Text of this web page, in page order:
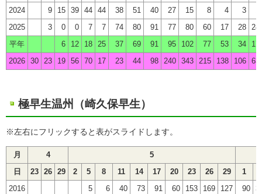
2024 9 15 39 44 44 38 51 40 27 15 8 4 3
2025 3 0 0 7 7 74 80 91 77 80 60 17 28 24
平年 6 12 18 25 37 69 91 95 102 77 53 34 17
2026 30 23 19 56 70 17 23 44 98 240 343 215 138 106 63
極早生温州（崎久保早生）
※左右にフリックすると表がスライドします。
月 4 5
日 23 26 29 2 5 8 11 14 17 20 23 26 29 1
2016 5 6 40 73 91 60 153 169 127 90